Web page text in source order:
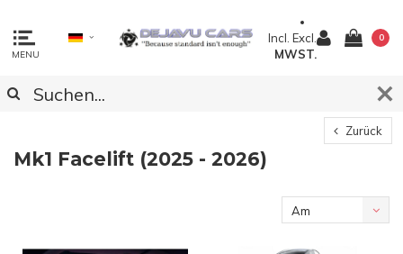
MENU
Incl. Excl.
MWST.
0
Zurück
Mk1 Facelift (2025 - 2026)
Am